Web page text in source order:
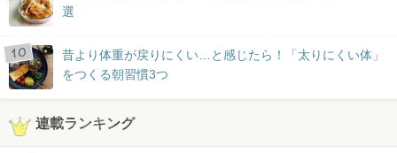
選
昔より体重が戻りにくい…と感じたら！「太りにくい体」
をつくる朝習慣3つ
連載ランキング